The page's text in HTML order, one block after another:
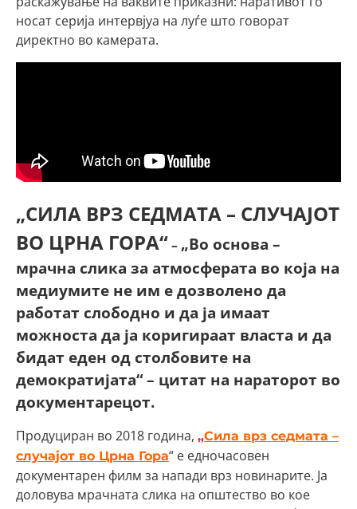
носат серија интервјуа на луѓе што говорат
директно во камерата.
„СИЛА ВРЗ СЕДМАТА – СЛУЧАЈОТ
ВО ЦРНА ГОРА“– „Во основа –
мрачна слика за атмосферата во која на
медиумите не им е дозволено да
работат слободно и да ја имаат
можноста да ја коригираат власта и да
бидат еден од столбовите на
демократијата“ – цитат на нараторот во
документарецот.
Продуциран во 2018 година, „Сила врз седмата –
случајот во Црна Гора“ е едночасовен
документарен филм за напади врз новинарите. Ја
доловува мрачната слика на општество во кое